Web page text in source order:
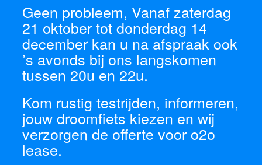
Geen probleem, Vanaf zaterdag
21 oktober tot donderdag 14
december kan u na afspraak ook
’s avonds bij ons langskomen
tussen 20u en 22u.
Kom rustig testrijden, informeren,
jouw droomfiets kiezen en wij
verzorgen de offerte voor o2o
lease.